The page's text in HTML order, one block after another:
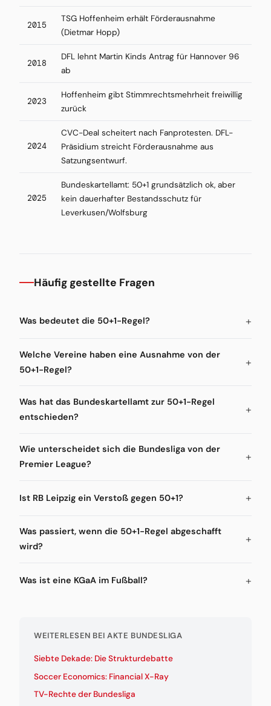
2015
TSG Hoffenheim erhält Förderausnahme
(Dietmar Hopp)
2018
DFL lehnt Martin Kinds Antrag für Hannover 96
ab
2023
Hoffenheim gibt Stimmrechtsmehrheit freiwillig
zurück
2024
CVC-Deal scheitert nach Fanprotesten. DFL-
Präsidium streicht Förderausnahme aus
Satzungsentwurf.
2025
Bundeskartellamt: 50+1 grundsätzlich ok, aber
kein dauerhafter Bestandsschutz für
Leverkusen/Wolfsburg
Häufig gestellte Fragen
Was bedeutet die 50+1-Regel?
Welche Vereine haben eine Ausnahme von der
50+1-Regel?
Was hat das Bundeskartellamt zur 50+1-Regel
entschieden?
Wie unterscheidet sich die Bundesliga von der
Premier League?
Ist RB Leipzig ein Verstoß gegen 50+1?
Was passiert, wenn die 50+1-Regel abgeschafft
wird?
Was ist eine KGaA im Fußball?
WEITERLESEN BEI AKTE BUNDESLIGA
Siebte Dekade: Die Strukturdebatte
Soccer Economics: Financial X-Ray
TV-Rechte der Bundesliga